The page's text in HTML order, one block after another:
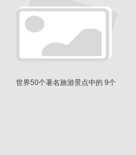
世界50个著名旅游景点中的 9个